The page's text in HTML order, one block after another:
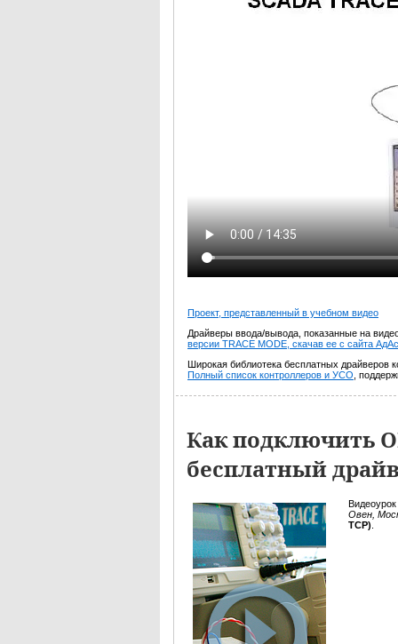
Проект, представленный в учебном видео
Драйверы ввода/вывода, показанные на
версии TRACE MODE, скачав ее с сайта
Широкая библиотека бесплатных
Полный список контроллеров и УСО ,
Как подключить
бесплатный
Овен,
TCP)